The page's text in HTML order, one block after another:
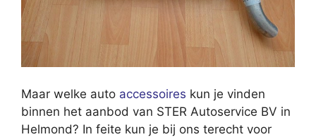
Maar welke auto accessoires kun je vinden
binnen het aanbod van STER Autoservice BV in
Helmond? In feite kun je bij ons terecht voor